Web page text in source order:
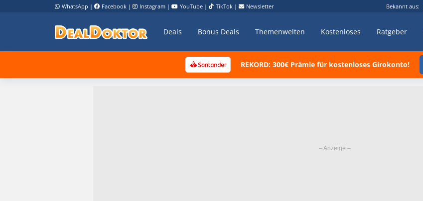
WhatsApp | Facebook | Instagram | YouTube | TikTok | Newsletter Bekannt aus:
Deals Bonus Deals Themenwelten Kostenloses Ratgeber
REKORD: 300€ Prämie für kostenloses Girokonto!